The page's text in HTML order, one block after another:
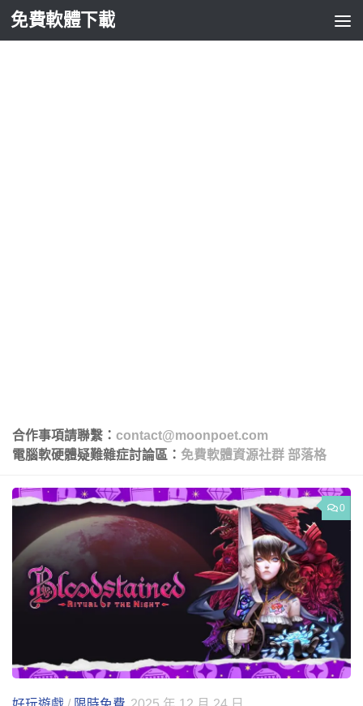
Skip to content
免費軟體下載
合作事項請聯繫： contact@moonpoet.com
電腦軟硬體疑難雜症討論區： 免費軟體資源社群 部落格
0